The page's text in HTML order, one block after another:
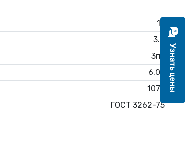
15
3.2
3пс
6.05
1074
ГОСТ 3262-75